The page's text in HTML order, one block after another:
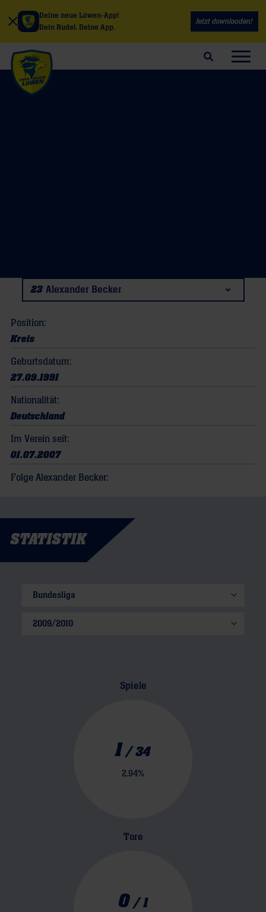
Deine neue Löwen-App!
Dein Rudel. Deine App.
Jetzt downloaden!
Suchfeld öffnen
23 Alexander Becker
Position:
Kreis
Geburtsdatum:
27.09.1991
Nationalität:
Deutschland
Im Verein seit:
01.07.2007
Folge Alexander Becker:
STATISTIK
Spiele
1 /34
2,94%
Tore
0/1